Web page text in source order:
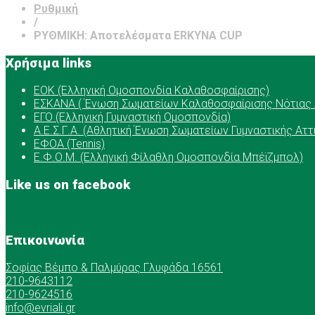
Ρυθμική
/
ΡΥΘΜΙΚΗ: Αποτελέσματα ERKYNA CUP
Χρήσιμα links
ΕOK (Ελληνική Ομοσπονδία Καλαθοσφαίρισης)
ΕΣΚΑΝΑ ( Ένωση Σωματείων Καλαθοσφαίρισης Νότιας
ΕΓΟ (Ελληνική Γυμναστική Ομοσπονδία)
Α.Ε.Σ.Γ.Α. (Αθλητική Ένωση Σωματείων Γυμναστικής
ΕΦΟΑ (Tennis)
Ε.Φ.Ο.Μ. (Ελληνική Φίλαθλη Ομοσπονδία Μπέϊζμπολ)
Like us on facebook
Επικοινωνία
Σοφίας Βέμπο & Παλμύρας Γλυφάδα 16561
210-9643112
210-9624516
info@evriali.gr